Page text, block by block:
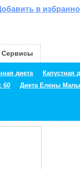
в
диета Капустная
60
Диета Елены
Сервисы